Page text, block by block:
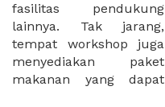
fasilitas pendukung
lainnya. Tak jarang,
tempat workshop juga
menyediakan paket
makanan yang dapat
yang mudah dijangkau
dengan busway, jalan
raya maupun angkutan